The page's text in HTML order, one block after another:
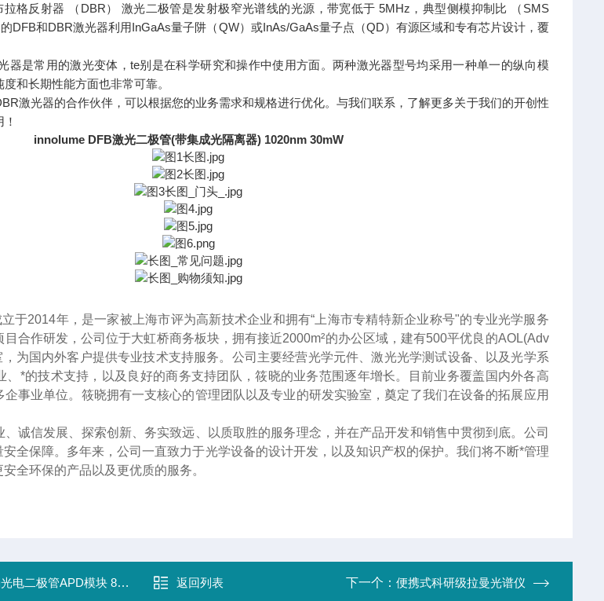
格反射器 （DBR） 激光二极管是发射极窄光谱线的光源，带宽低于 5MHz，典型侧模抑制比 （SMS
DFB和DBR激光器利用InGaAs量子阱（QW）或InAs/GaAs量子点（QD）有源区域和专有芯片设计，覆
器是常用的激光变体，te别是在科学研究和操作中使用方面。两种激光器型号均采用一种单一的纵向模
和长期性能方面也非常可靠。
激光器的合作伙伴，可以根据您的业务需求和规格进行优化。与我们联系，了解更多关于我们的开创性
innolume DFB激光二极管(带集成光隔离器) 1020nm 30mW
于2014年， 是一家被上海市评为高新技术企业和拥有“上海市专精特新企业称号"的专业光学服务
合作研发，公司位于大虹桥商务板块，拥有接近2000m²的办公区域，建有500平优良的AOL(Adv
为国内外客户提供专业技术支持服务。公司主要经营光学元件、激光光学测试设备、以及光学系
、*的技术支持，以及良好的商务支持团队，筱晓的业务范围逐年增长。目前业务覆盖国内外各高
事业单位。筱晓拥有一支核心的管理团队以及专业的研发实验室，奠定了我们在设备的拓展应用
诚信发展、探索创新、务实致远、以质取胜的服务理念，并在产品开发和销售中贯彻到底。公司
全保障。多年来，公司一直致力于光学设备的设计开发，以及知识产权的保护。我们将不断*管理
全环保的产品以及更优质的服务。
极管APD模块 800nm ϕ1mm 返回列表 下一个： 便携式科研级拉曼光谱仪